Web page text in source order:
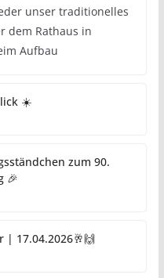
unser traditionelles
dem Rathaus in
Aufbau
☀️
zum 90.
🎉
| 17.04.2026🥂🙌